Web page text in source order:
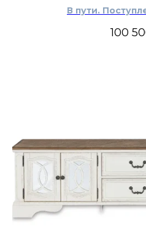
В пути.
100